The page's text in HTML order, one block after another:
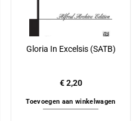
Gloria In Excelsis (SATB)
€2,20
Toevoegen aan winkelwagen